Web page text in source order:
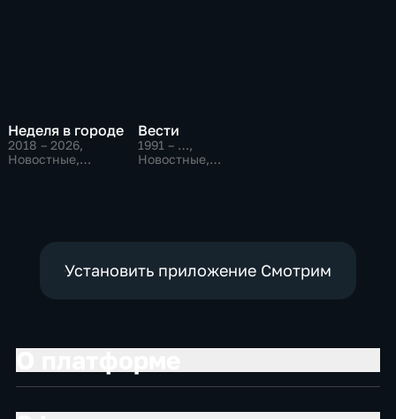
Неделя в городе
2018 – 2026,
Новостные,
Вести
1991 – …,
Новостные,
Установить приложение Смотрим